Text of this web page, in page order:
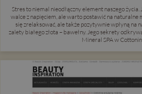
Stres to niemal nieodłączny element naszego
walce z napięciem, ale warto postawić na naturalne
się zrelaksować, ale także pozytywnie wpłyną na
zalety białego złota – bawełny. Jego sekrety
Mineral SPA w